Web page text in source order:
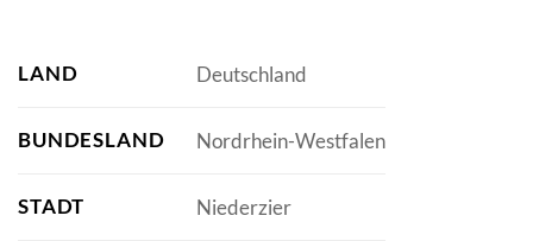
LAND Deutschland
BUNDESLAND Nordrhein-Westfalen
STADT Niederzier